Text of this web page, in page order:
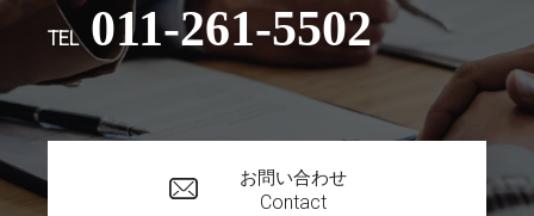
TEL 011-261-5502
お問い合わせ
Contact